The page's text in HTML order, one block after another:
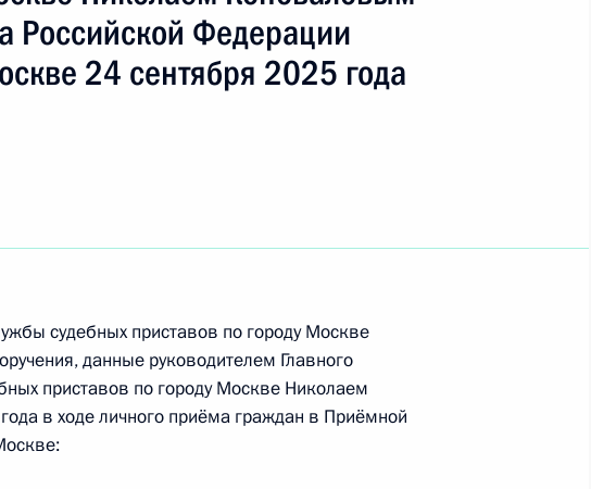
личного приёма, проведённого
Федерации руководителем Главного
приставов по городу Москве Николаем
Российской Федерации
24 сентября 2025 года
судебных приставов по городу Москве
данные руководителем Главного
приставов по городу Москве Николаем
в ходе личного приёма граждан в Приёмной